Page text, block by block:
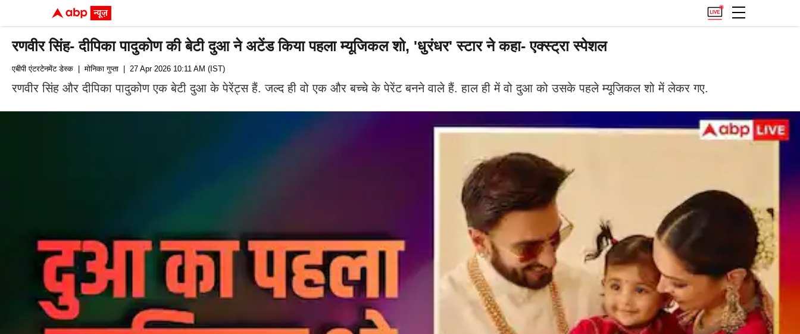
रणवीर सिंह- दीपिका पादुकोण की बेटी दुआ ने अटेंड किया पहला म्यूजिकल शो, 'धुरंधर' स्टार ने कहा- एक्स्ट्रा स्पेशल
एबीपी एंटरटेनमेंट डेस्क | मोनिका गुप्ता | 27 Apr 2026 10:11 AM (IST)
रणवीर सिंह और दीपिका पादुकोण एक बेटी दुआ के पेरेंट्स हैं. जल्द ही वो एक और बच्चे के पेरेंट बनने वाले हैं. हाल ही में वो दुआ को उसके पहले म्यूजिकल शो में लेकर गए.